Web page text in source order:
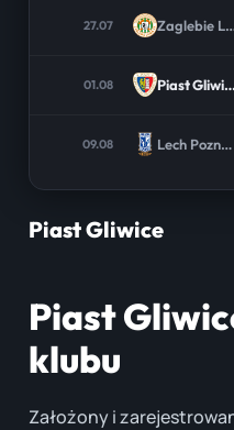
27.07
01.08 Piast Gliwice
09.08 Lech Poznan
Piast Gliwice
Piast
klubu
Założony i